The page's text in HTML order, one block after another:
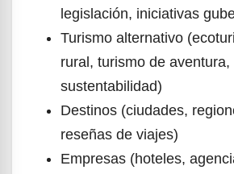
legislación, iniciativas
Turismo alternativo
rural, turismo de aventura,
sustentabilidad)
Destinos (ciudades,
reseñas de viajes)
Empresas (hoteles,